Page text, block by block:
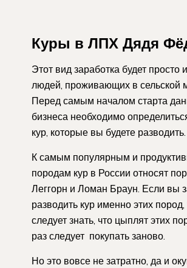
Куры в ЛПХ Дядя
Этот вид заработка будет просто
людей, проживающих в сельской
Перед самым началом старта
бизнеса необходимо
кур, которые вы будете разводить.
К самым популярным и
породам кур в России относят
Леггорн и Ломан Браун. Если вы
разводить кур именно этих
следует знать, что цыплят этих
раз следует покупать заново.
Но это вовсе не затратно, да и